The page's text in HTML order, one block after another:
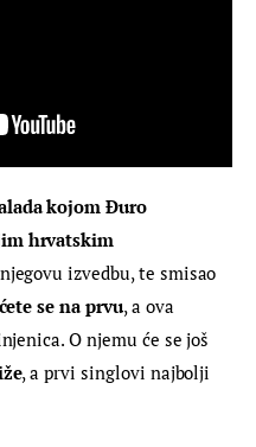
kojom Đuro
hrvatskim
izvedbu, te smisao
se na prvu, a ova
O njemu će se još
, a prvi singlovi najbolji